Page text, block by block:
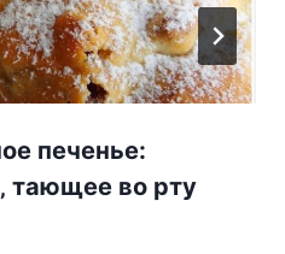
печенье:
тaющee вo pтy